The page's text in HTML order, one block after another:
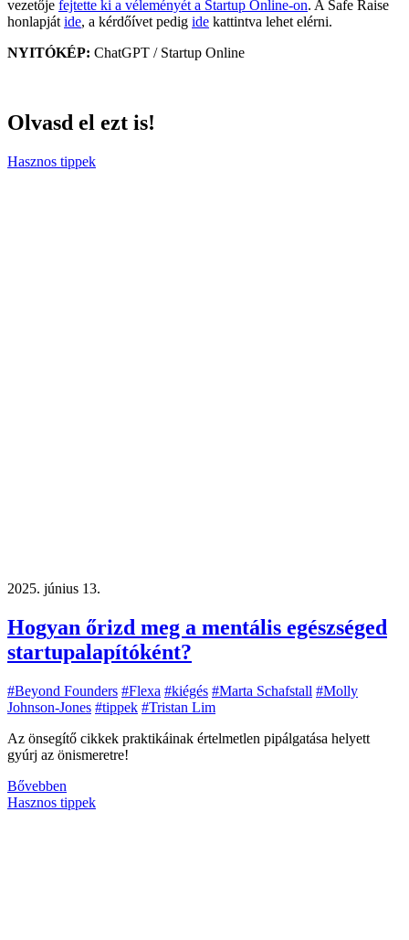
vezetője fejtette ki a véleményét a Startup Online-on. A Safe Raise
honlapját ide, a kérdőívet pedig ide kattintva lehet elérni.
NYITÓKÉP: ChatGPT / Startup Online
Olvasd el ezt is!
Hasznos tippek
2025. június 13.
Hogyan őrizd meg a mentális egészséged
startupalapítóként?
#Beyond Founders #Flexa #kiégés #Marta Schafstall #Molly
Johnson-Jones #tippek #Tristan Lim
Az önsegítő cikkek praktikáinak értelmetlen pipálgatása helyett
gyúrj az önismeretre!
Bővebben
Hasznos tippek